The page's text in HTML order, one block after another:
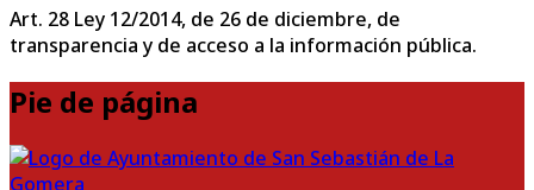
Art. 28 Ley 12/2014, de 26 de diciembre, de
transparencia y de acceso a la información pública.
Pie de página